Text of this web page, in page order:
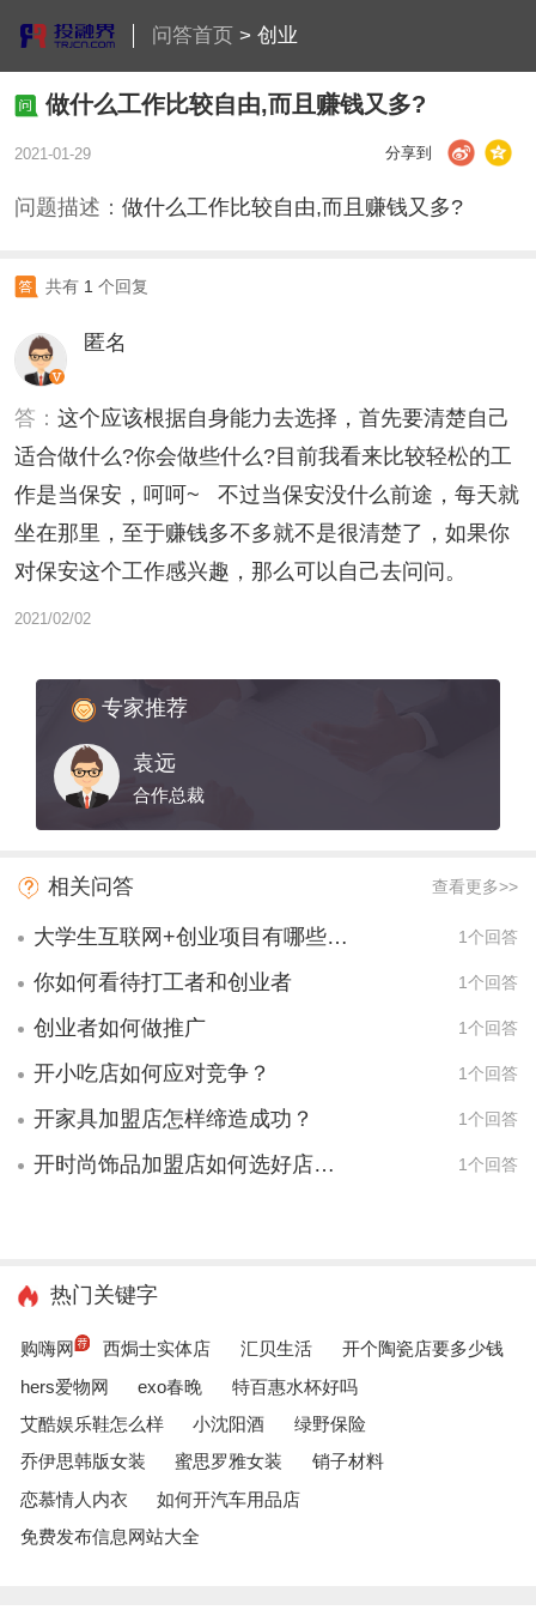
问答首页> 创业
做什么工作比较自由,而且赚钱又多?
2021-01-29 分享到
问题描述： 做什么工作比较自由,而且赚钱又多?
共有 1 个回复
匿名
答： 这个应该根据自身能力去选择，首先要清楚自己
适合做什么?你会做些什么?目前我看来比较轻松的工
作是当保安，呵呵~ 不过当保安没什么前途，每天就
坐在那里，至于赚钱多不多就不是很清楚了，如果你
对保安这个工作感兴趣，那么可以自己去问问。
2021/02/02
专家推荐
袁远
合作总裁
相关问答 查看更多>>
大学生互联网+创业项目有哪些项目？ 1个回答
你如何看待打工者和创业者 1个回答
创业者如何做推广 1个回答
开小吃店如何应对竞争？ 1个回答
开家具加盟店怎样缔造成功？ 1个回答
开时尚饰品加盟店如何选好店址？ 1个回答
热门关键字
购嗨网 西焗士实体店 汇贝生活
开个陶瓷店要多少钱
hers爱物网
exo春晚
特百惠水杯好吗
艾酷娱乐鞋怎么样
小沈阳酒
绿野保险
乔伊思韩版女装
蜜思罗雅女装
销子材料
恋慕情人内衣
如何开汽车用品店
免费发布信息网站大全